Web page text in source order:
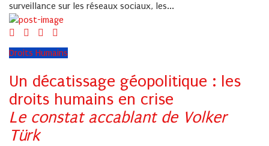
surveillance sur les réseaux sociaux, les...
Droits Humains
Un décatissage géopolitique : les
droits humains en crise
Le constat accablant de Volker
Türk